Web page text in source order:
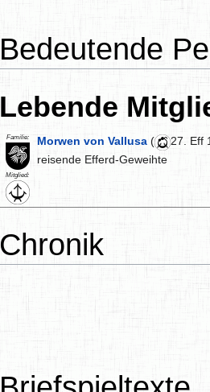
Bedeutende
Lebende
Familie:
Mitglied:
Morwen von Vallusa (
27. Eff
reisende Efferd-Geweihte
Chronik